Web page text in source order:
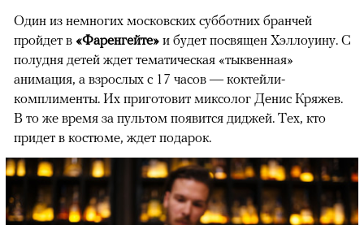
Один из немногих московских субботних бранчей
пройдет​ в «Фаренгейте» и будет посвящен Хэллоуину. С
полудня детей ждет тематическая «тыквенная»
анимация, а взрослых с 17 часов — коктейли-
комплименты. Их приготовит миксолог Денис Кряжев.
В то же время за пультом появится диджей. Тех, кто
придет в костюме, ждет подарок.